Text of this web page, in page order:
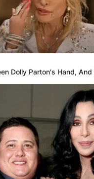
Dolly Parton's Hand, And